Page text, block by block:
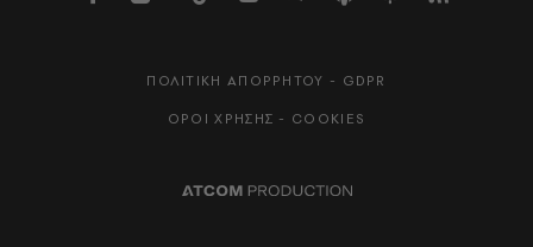
ΠΟΛΙΤΙΚΗ ΑΠΟΡΡΗΤΟΥ - GDPR
ΟΡΟΙ ΧΡΗΣΗΣ - COOKIES